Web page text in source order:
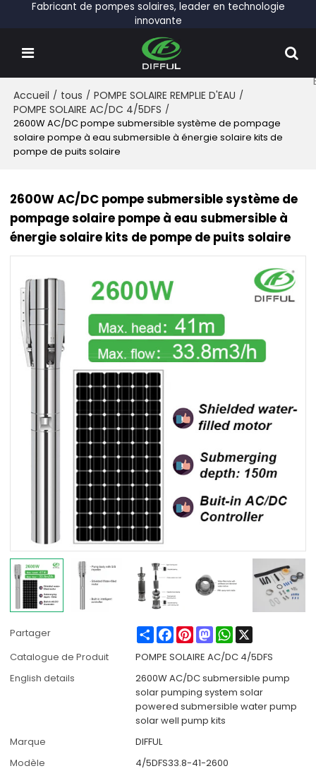
Fabricant de pompes solaires, leader en technologie
innovante
Accueil / tous / POMPE SOLAIRE REMPLIE D'EAU /
POMPE SOLAIRE AC/DC 4/5DFS /
2600W AC/DC pompe submersible système de pompage
solaire pompe à eau submersible à énergie solaire kits de
pompe de puits solaire
2600W AC/DC pompe submersible système de
pompage solaire pompe à eau submersible à
énergie solaire kits de pompe de puits solaire
Partager ShareFacebook
PinterestMastodonWhatsApp
Catalogue de Produit
POMPE SOLAIRE AC/DC 4/5DFS
English details
2600W AC/DC submersible pump
solar pumping system solar
powered submersible water pump
solar well pump kits
Marque
DIFFUL
Modèle
4/5DFS33.8-41-2600